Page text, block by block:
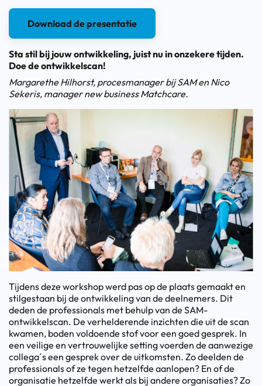
Download de presentatie
Sta stil bij jouw ontwikkeling, juist nu in onzekere tijden.
Doe de ontwikkelscan!
Margarethe Hilhorst, procesmanager bij SAM en Nico
Sekeris, manager new business Matchcare.
Tijdens deze workshop werd pas op de plaats gemaakt en
stilgestaan bij de ontwikkeling van de deelnemers. Dit
deden de professionals met behulp van de SAM-
ontwikkelscan. De verhelderende inzichten die uit de scan
kwamen, boden voldoende stof voor een goed gesprek. In
een veilige en vertrouwelijke setting voerden de aanwezige
collega´s een gesprek over de uitkomsten. Zo deelden de
professionals of ze tegen hetzelfde aanlopen? En of de
organisatie hetzelfde werkt als bij andere organisaties? Zo